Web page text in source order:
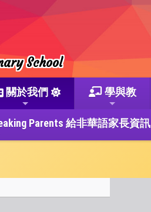
School
關於我們 學與教
Parents 給非華語家長資訊